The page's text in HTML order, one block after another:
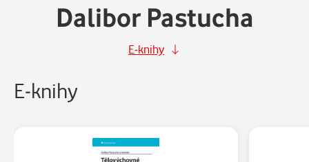
Dalibor Pastucha
E-knihy
E-knihy